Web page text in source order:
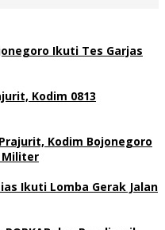
Ikuti Tes Garjas
Kodim 0813
Kodim Bojonegoro
Militer
Ikuti Lomba Gerak Jalan